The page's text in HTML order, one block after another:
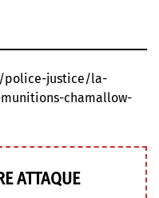
police-justice/la-
chamallow-
ATTAQUE